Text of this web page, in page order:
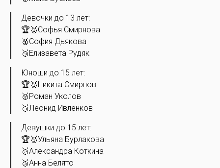
Девочки до 13 лет:
🏆🥇Софья Смирнова
🥈София Дьякова
🥉Елизавета Рудяк
Юноши до 15 лет:
🏆🥇Никита Смирнов
🥈Роман Уколов
🥉Леонид Ивленков
Девушки до 15 лет:
🏆🥇Ульяна Бурлакова
🥈Александра Коткина
🥉Анна Белято